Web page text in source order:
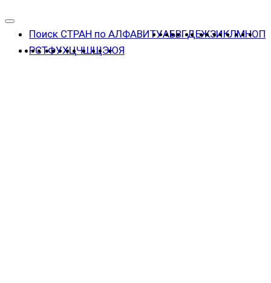
Поиск СТРАН по АЛФАВИТУАБВГДЕЖЗИКЛМНОП
РСТФУХЦЧШЩЭЮЯ